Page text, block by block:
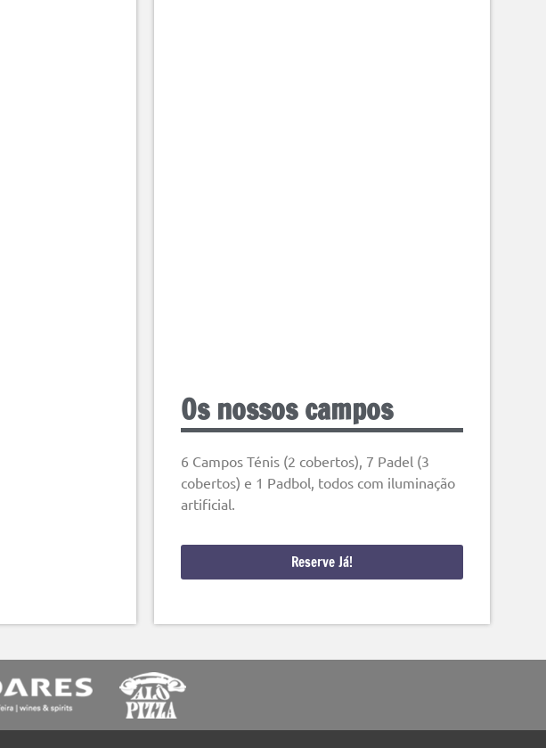
Os nossos campos
6 Campos Ténis (2 cobertos), 7 Padel (3
cobertos) e 1 Padbol, todos com iluminação
artificial.
Reserve Já!